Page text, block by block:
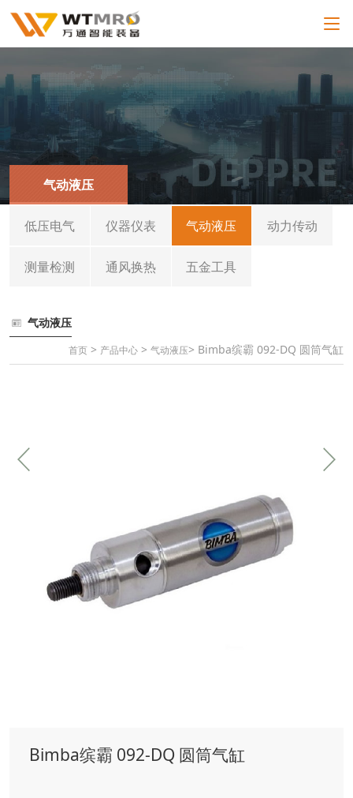
气动液压
低压电气 仪器仪表 气动液压 动力传动
测量检测 通风换热 五金工具
气动液压
首页 > 产品中心 > 气动液压> Bimba缤霸 092-DQ 圆筒气缸
Bimba缤霸 092-DQ 圆筒气缸